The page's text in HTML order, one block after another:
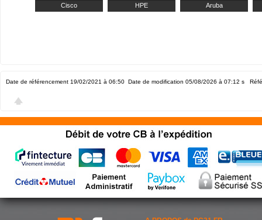
Cisco HPE Aruba
Date de référencement 19/02/2021 à 06:50 Date de modification 05/08/2026 à 07:12 s